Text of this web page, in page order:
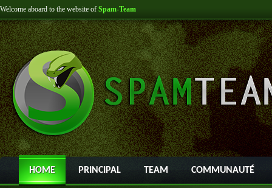
Welcome aboard to the website of Spam-Team
HOME PRINCIPAL TEAM COMMUNAUTÉ